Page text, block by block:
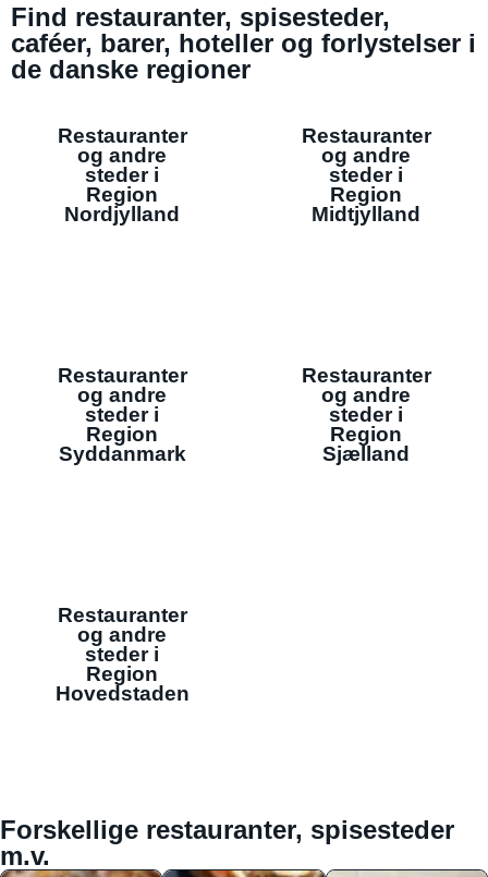
Find restauranter, spisesteder,
caféer, barer, hoteller og forlystelser i
de danske regioner
Restauranter
og andre
steder i
Region
Nordjylland
Restauranter
og andre
steder i
Region
Midtjylland
Restauranter
og andre
steder i
Region
Syddanmark
Restauranter
og andre
steder i
Region
Sjælland
Restauranter
og andre
steder i
Region
Hovedstaden
Forskellige restauranter, spisesteder
m.v.